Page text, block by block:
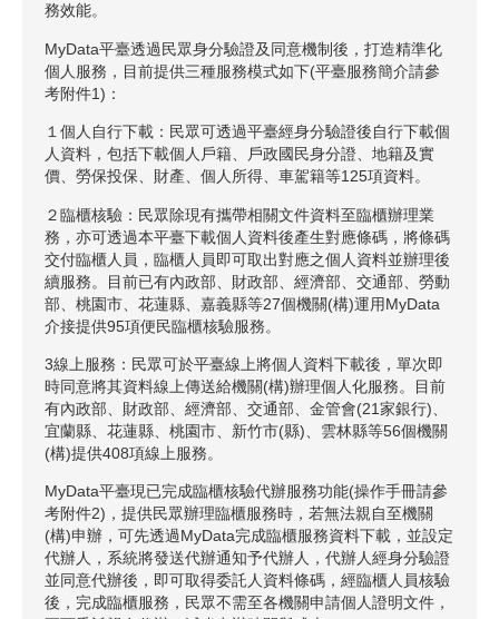
務效能。
MyData平臺透過民眾身分驗證及同意機制後，打造精準化
個人服務，目前提供三種服務模式如下(平臺服務簡介請參
考附件1)：
１個人自行下載：民眾可透過平臺經身分驗證後自行下載個
人資料，包括下載個人戶籍、戶政國民身分證、地籍及實
價、勞保投保、財產、個人所得、車駕籍等125項資料。
２臨櫃核驗：民眾除現有攜帶相關文件資料至臨櫃辦理業
務，亦可透過本平臺下載個人資料後產生對應條碼，將條碼
交付臨櫃人員，臨櫃人員即可取出對應之個人資料並辦理後
續服務。目前已有內政部、財政部、經濟部、交通部、勞動
部、桃園市、花蓮縣、嘉義縣等27個機關(構)運用MyData
介接提供95項便民臨櫃核驗服務。
3線上服務：民眾可於平臺線上將個人資料下載後，單次即
時同意將其資料線上傳送給機關(構)辦理個人化服務。目前
有內政部、財政部、經濟部、交通部、金管會(21家銀行)、
宜蘭縣、花蓮縣、桃園市、新竹市(縣)、雲林縣等56個機關
(構)提供408項線上服務。
MyData平臺現已完成臨櫃核驗代辦服務功能(操作手冊請參
考附件2)，提供民眾辦理臨櫃服務時，若無法親自至機關
(構)申辦，可先透過MyData完成臨櫃服務資料下載，並設定
代辦人，系統將發送代辦通知予代辦人，代辦人經身分驗證
並同意代辦後，即可取得委託人資料條碼，經臨櫃人員核驗
後，完成臨櫃服務，民眾不需至各機關申請個人證明文件，